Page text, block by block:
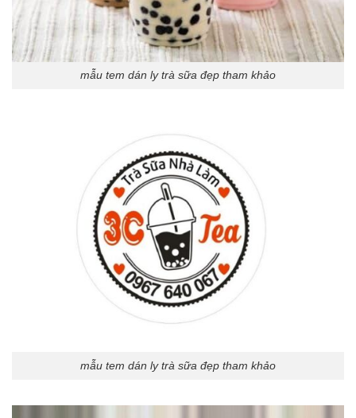
mẫu tem dán ly trà sữa đẹp tham khảo
mẫu tem dán ly trà sữa đẹp tham khảo